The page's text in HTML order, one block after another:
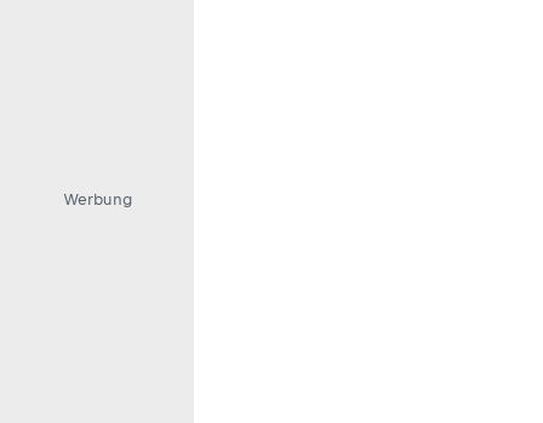
Werbung